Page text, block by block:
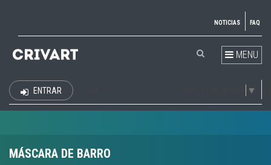
NOTICIAS FAQ
MENU
▼
ENTRAR
MÁSCARA DE BARRO